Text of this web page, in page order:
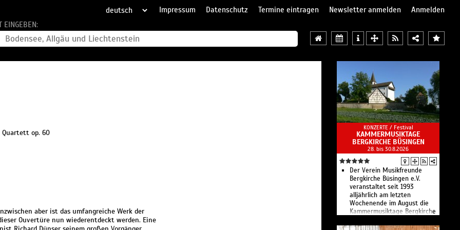
Impressum Datenschutz Termine eintragen Newsletter anmelden
Anmelden
EINGEBEN:
Quartett op. 60
aber ist das umfangreiche Werk der
Ouvertüre nun wiederentdeckt werden. Eine
KONZERTE / Festival
KAMMERMUSIKTAGE
BERGKIRCHE BÜSINGEN
28. bis 30.8.2026
Der Verein Musikfreunde
Bergkirche Büsingen e.V.
veranstaltet seit 1993
alljährlich am letzten
Wochenende im August die
Kammermusiktage Bergkirche